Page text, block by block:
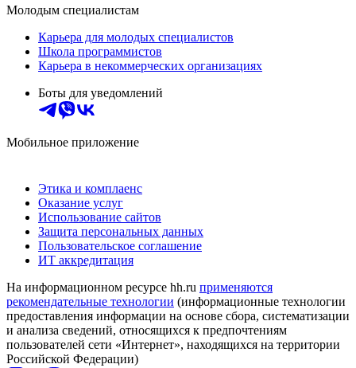
Молодым специалистам
Карьера для молодых специалистов
Школа программистов
Карьера в некоммерческих организациях
Боты для уведомлений
Мобильное приложение
Этика и комплаенс
Оказание услуг
Использование сайтов
Защита персональных данных
Пользовательское соглашение
ИТ аккредитация
На информационном ресурсе hh.ru применяются
рекомендательные технологии (информационные технологии
предоставления информации на основе сбора, систематизации
и анализа сведений, относящихся к предпочтениям
пользователей сети «Интернет», находящихся на территории
Российской Федерации)